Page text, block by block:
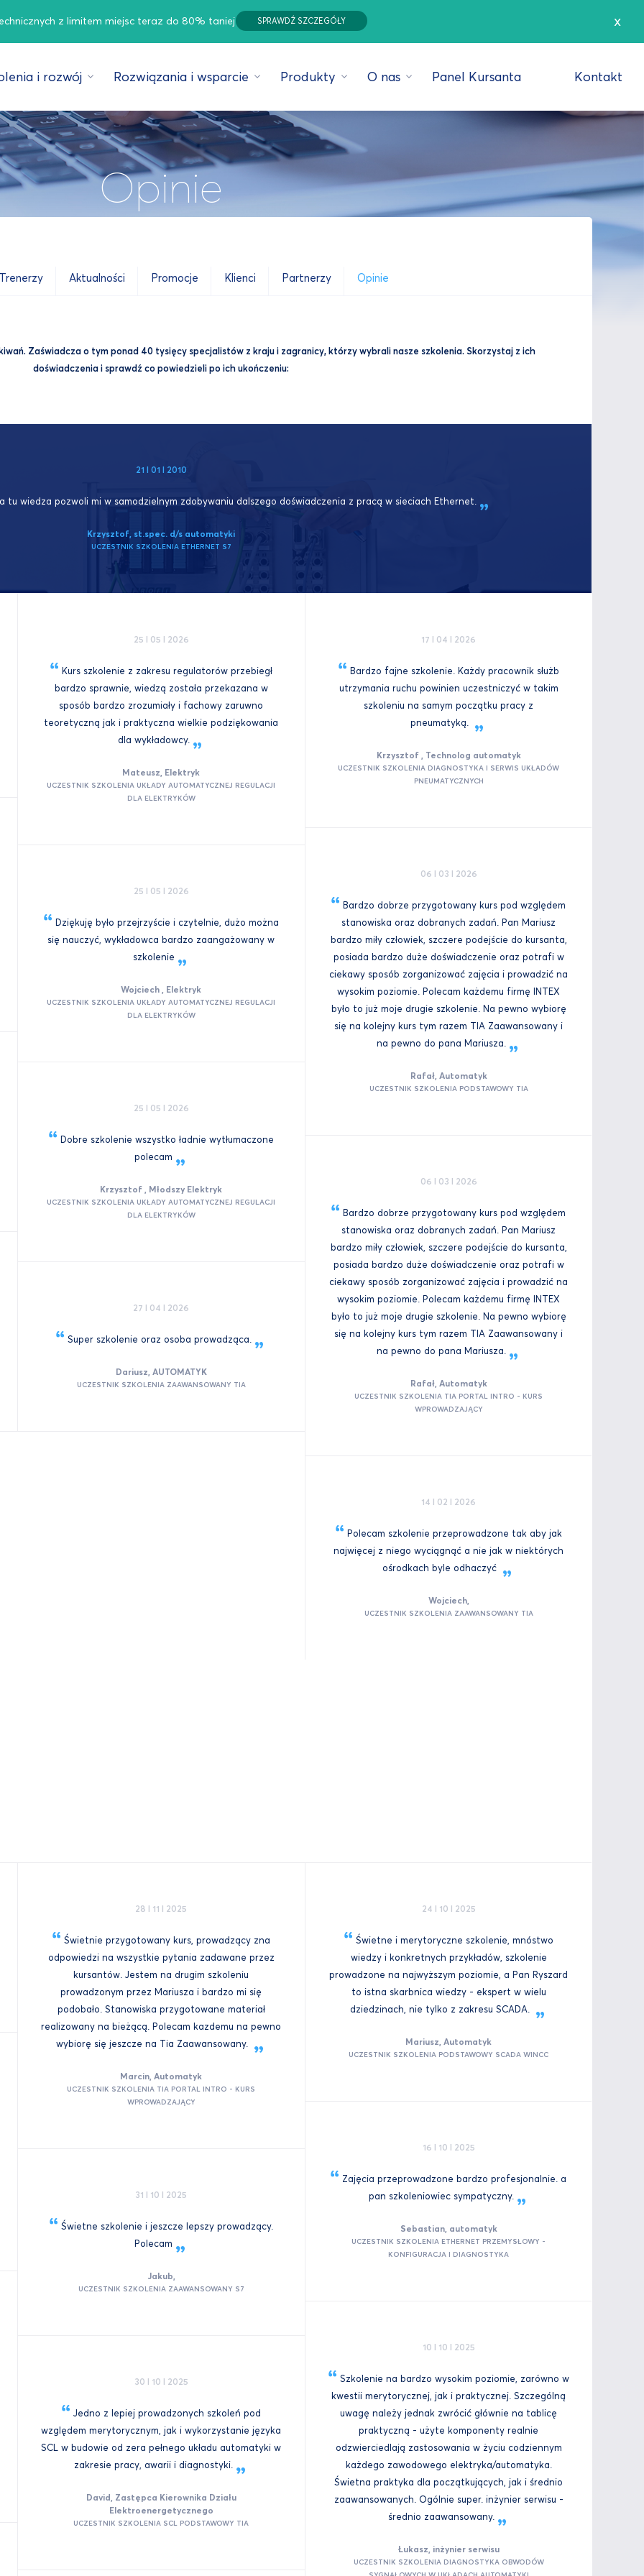
z limitem miejsc teraz do 80% taniej SPRAWDŹ SZCZEGÓŁY x
i rozwój Rozwiązania i wsparcie Produkty O nas Panel Kursanta Kontakt
Opinie
Trenerzy Aktualności Promocje Klienci Partnerzy Opinie
Zaświadcza o tym ponad 40 tysięcy specjalistów z kraju i zagranicy, którzy wybrali nasze szkolenia. Skorzystaj z ich
doświadczenia i sprawdź co powiedzieli po ich ukończeniu:
21 I 01 I 2010
tu wiedza pozwoli mi w samodzielnym zdobywaniu dalszego doświadczenia z pracą w sieciach Ethernet.
Krzysztof, st.spec. d/s automatyki
UCZESTNIK SZKOLENIA ETHERNET S7
25 I 05 I 2026
Kurs szkolenie z zakresu regulatorów przebiegł
bardzo sprawnie, wiedzą została przekazana w
sposób bardzo zrozumiały i fachowy zaruwno
teoretyczną jak i praktyczna wielkie podziękowania
dla wykładowcy.
Mateusz, Elektryk
UCZESTNIK SZKOLENIA UKŁADY AUTOMATYCZNEJ REGULACJI
DLA ELEKTRYKÓW
25 I 05 I 2026
Dziękuję było przejrzyście i czytelnie, dużo można
się nauczyć, wykładowca bardzo zaangażowany w
szkolenie
Wojciech , Elektryk
UCZESTNIK SZKOLENIA UKŁADY AUTOMATYCZNEJ REGULACJI
DLA ELEKTRYKÓW
25 I 05 I 2026
Dobre szkolenie wszystko ładnie wytłumaczone
polecam
Krzysztof , Młodszy Elektryk
UCZESTNIK SZKOLENIA UKŁADY AUTOMATYCZNEJ REGULACJI
DLA ELEKTRYKÓW
27 I 04 I 2026
Super szkolenie oraz osoba prowadząca.
Dariusz, AUTOMATYK
UCZESTNIK SZKOLENIA ZAAWANSOWANY TIA
17 I 04 I 2026
Bardzo fajne szkolenie. Każdy pracownik służb
utrzymania ruchu powinien uczestniczyć w takim
szkoleniu na samym początku pracy z
pneumatyką.
Krzysztof , Technolog automatyk
UCZESTNIK SZKOLENIA DIAGNOSTYKA I SERWIS UKŁADÓW
PNEUMATYCZNYCH
06 I 03 I 2026
Bardzo dobrze przygotowany kurs pod względem
stanowiska oraz dobranych zadań. Pan Mariusz
bardzo miły człowiek, szczere podejście do kursanta,
posiada bardzo duże doświadczenie oraz potrafi w
ciekawy sposób zorganizować zajęcia i prowadzić na
wysokim poziomie. Polecam każdemu firmę INTEX
było to już moje drugie szkolenie. Na pewno wybiorę
się na kolejny kurs tym razem TIA Zaawansowany i
na pewno do pana Mariusza.
Rafał, Automatyk
UCZESTNIK SZKOLENIA PODSTAWOWY TIA
06 I 03 I 2026
Bardzo dobrze przygotowany kurs pod względem
stanowiska oraz dobranych zadań. Pan Mariusz
bardzo miły człowiek, szczere podejście do kursanta,
posiada bardzo duże doświadczenie oraz potrafi w
ciekawy sposób zorganizować zajęcia i prowadzić na
wysokim poziomie. Polecam każdemu firmę INTEX
było to już moje drugie szkolenie. Na pewno wybiorę
się na kolejny kurs tym razem TIA Zaawansowany i
na pewno do pana Mariusza.
Rafał, Automatyk
UCZESTNIK SZKOLENIA TIA PORTAL INTRO - KURS
WPROWADZAJĄCY
14 I 02 I 2026
Polecam szkolenie przeprowadzone tak aby jak
najwięcej z niego wyciągnąć a nie jak w niektórych
ośrodkach byle odhaczyć
Wojciech,
UCZESTNIK SZKOLENIA ZAAWANSOWANY TIA
28 I 11 I 2025
Świetnie przygotowany kurs, prowadzący zna
odpowiedzi na wszystkie pytania zadawane przez
kursantów. Jestem na drugim szkoleniu
prowadzonym przez Mariusza i bardzo mi się
podobało. Stanowiska przygotowane materiał
realizowany na bieżącą. Polecam kazdemu na pewno
wybiorę się jeszcze na Tia Zaawansowany.
Marcin, Automatyk
UCZESTNIK SZKOLENIA TIA PORTAL INTRO - KURS
WPROWADZAJĄCY
31 I 10 I 2025
Świetne szkolenie i jeszcze lepszy prowadzący.
Polecam
Jakub,
UCZESTNIK SZKOLENIA ZAAWANSOWANY S7
30 I 10 I 2025
Jedno z lepiej prowadzonych szkoleń pod
względem merytorycznym, jak i wykorzystanie języka
SCL w budowie od zera pełnego układu automatyki w
zakresie pracy, awarii i diagnostyki.
David, Zastępca Kierownika Działu
Elektroenergetycznego
UCZESTNIK SZKOLENIA SCL PODSTAWOWY TIA
24 I 10 I 2025
Świetne i merytoryczne szkolenie, mnóstwo
wiedzy i konkretnych przykładów, szkolenie
prowadzone na najwyższym poziomie, a Pan Ryszard
to istna skarbnica wiedzy - ekspert w wielu
dziedzinach, nie tylko z zakresu SCADA.
Mariusz, Automatyk
UCZESTNIK SZKOLENIA PODSTAWOWY SCADA WINCC
16 I 10 I 2025
Zajęcia przeprowadzone bardzo profesjonalnie. a
pan szkoleniowiec sympatyczny.
Sebastian, automatyk
UCZESTNIK SZKOLENIA ETHERNET PRZEMYSŁOWY -
KONFIGURACJA I DIAGNOSTYKA
10 I 10 I 2025
Szkolenie na bardzo wysokim poziomie, zarówno w
kwestii merytorycznej, jak i praktycznej. Szczególną
uwagę należy jednak zwrócić głównie na tablicę
praktyczną - użyte komponenty realnie
odzwierciedlają zastosowania w życiu codziennym
każdego zawodowego elektryka/automatyka.
Świetna praktyka dla początkujących, jak i średnio
zaawansowanych. Ogólnie super. inżynier serwisu -
średnio zaawansowany.
Łukasz, inżynier serwisu
UCZESTNIK SZKOLENIA DIAGNOSTYKA OBWODÓW